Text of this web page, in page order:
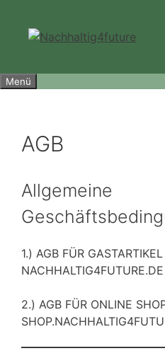
springen
Menü
AGB
Allgemeine
1.) AGB FÜR
NACHHALTIG4FUTURE.DE
2.) AGB FÜR ONLINE